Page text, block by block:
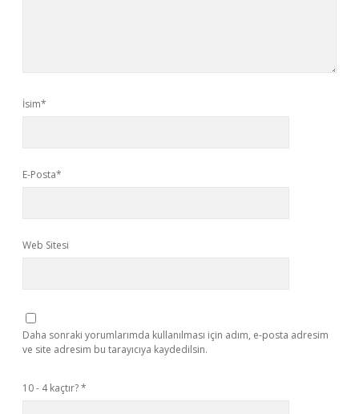
İsim*
E-Posta*
Web Sitesi
Daha sonraki yorumlarımda kullanılması için adım, e-posta adresim
ve site adresim bu tarayıcıya kaydedilsin.
10 - 4 kaçtır?*